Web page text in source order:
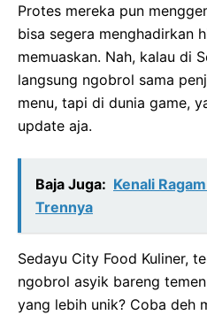
Protes mereka pun
bisa segera menghadirkan
memuaskan. Nah, kalau di
langsung ngobrol sama
menu, tapi di dunia game,
update aja.
Baja Juga: Kenali
Trennya
Sedayu City Food Kuliner,
ngobrol asyik bareng
yang lebih unik? Coba deh